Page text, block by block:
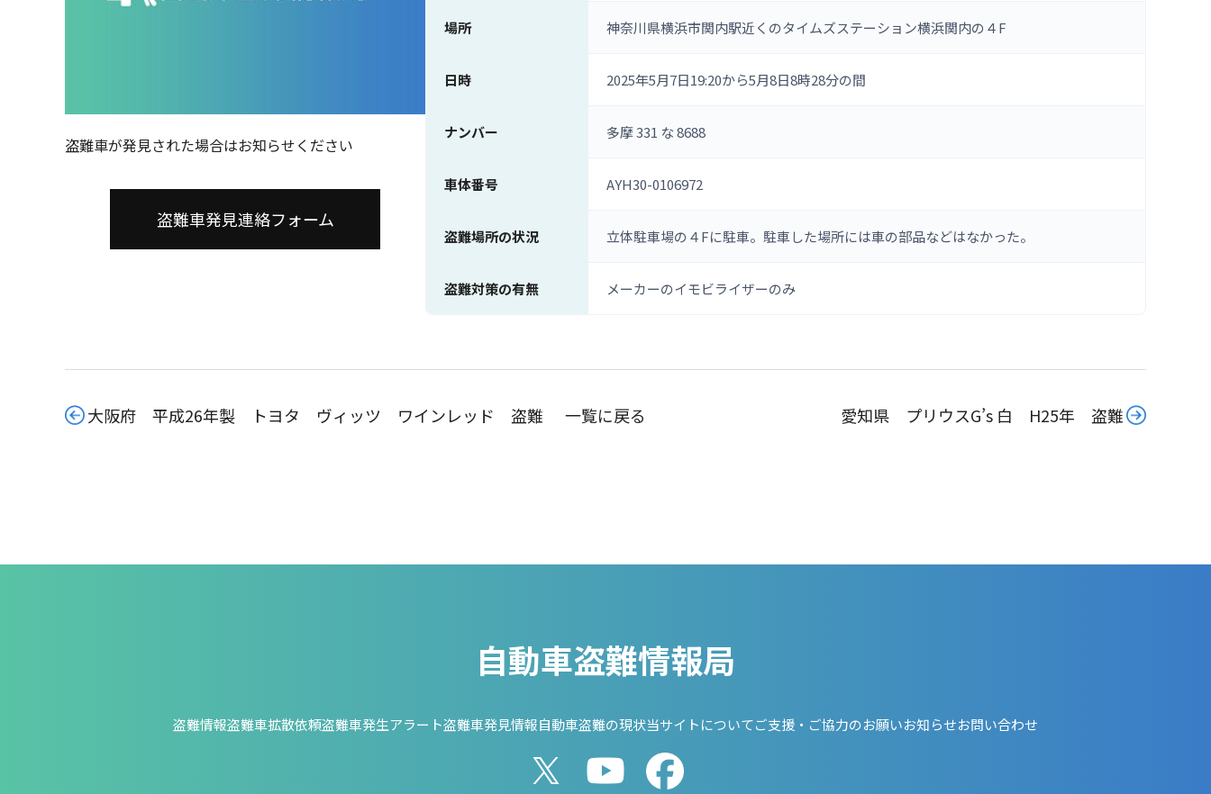
盗難車が発見された場合はお知らせください
盗難車発見連絡フォーム
場所 神奈川県横浜市関内駅近くのタイムズステーション横浜関内の４F
日時 2025年5月7日19:20から5月8日8時28分の間
ナンバー 多摩 331 な 8688
車体番号 AYH30-0106972
盗難場所の状況 立体駐車場の４Fに駐車。駐車した場所には車の部品などはなかった。
盗難対策の有無 メーカーのイモビライザーのみ
大阪府 平成26年製 トヨタ ヴィッツ ワインレッド 盗難 一覧に戻る 愛知県 プリウスG’s 白 H25年 盗難
自動車盗難情報局
盗難情報盗難車拡散依頼盗難車発生アラート盗難車発見情報自動車盗難の現状当サイトについてご支援・ご協力のお願いお知らせお問い合わせ